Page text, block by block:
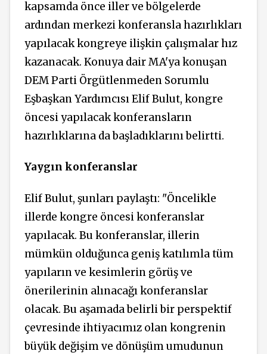
kapsamda önce iller ve bölgelerde
ardından merkezi konferansla hazırlıkları
yapılacak kongreye ilişkin çalışmalar hız
kazanacak. Konuya dair MA'ya konuşan
DEM Parti Örgütlenmeden Sorumlu
Eşbaşkan Yardımcısı Elif Bulut, kongre
öncesi yapılacak konferansların
hazırlıklarına da başladıklarını belirtti.
Yaygın konferanslar
Elif Bulut, şunları paylaştı: "Öncelikle
illerde kongre öncesi konferanslar
yapılacak. Bu konferanslar, illerin
mümkün olduğunca geniş katılımla tüm
yapıların ve kesimlerin görüş ve
önerilerinin alınacağı konferanslar
olacak. Bu aşamada belirli bir perspektif
çevresinde ihtiyacımız olan kongrenin
büyük değişim ve dönüşüm umudunun